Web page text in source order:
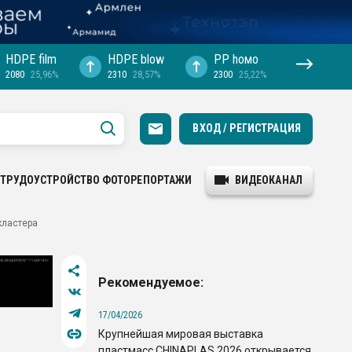
HDPE film
2080 25,96%
HDPE blow
2310 28,57%
PP hомо
2300 25,22%
ВХОД / РЕГИСТРАЦИЯ
ТРУДОУСТРОЙСТВО ФОТОРЕПОРТАЖИ ВИДЕОКАНАЛ
Рекомендуемое:
17/04/2026
Крупнейшая мировая выставка